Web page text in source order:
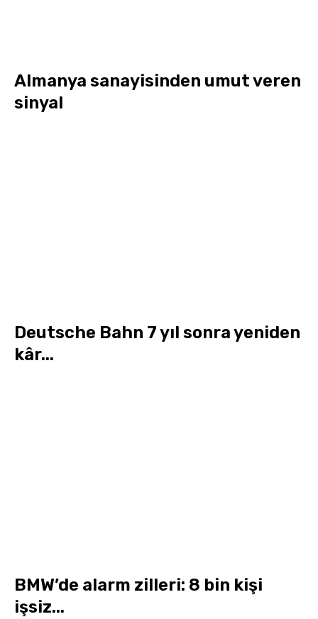
Almanya sanayisinden umut veren
sinyal
Deutsche Bahn 7 yıl sonra yeniden
kâr...
BMW’de alarm zilleri: 8 bin kişi
işsiz...